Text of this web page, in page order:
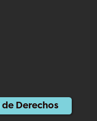
Derechos